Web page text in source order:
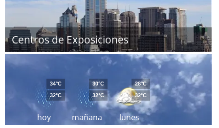
Centros de Exposiciones
hoy
34°C
32°C
mañana
30°C
32°C
lunes
28°C
32°C